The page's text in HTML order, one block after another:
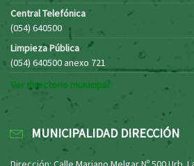
Central Telefónica
(054) 640500
Limpieza Pública
(054) 640500 anexo 721
Ver directorio municipal
MUNICIPALIDAD DIRECCIÓN